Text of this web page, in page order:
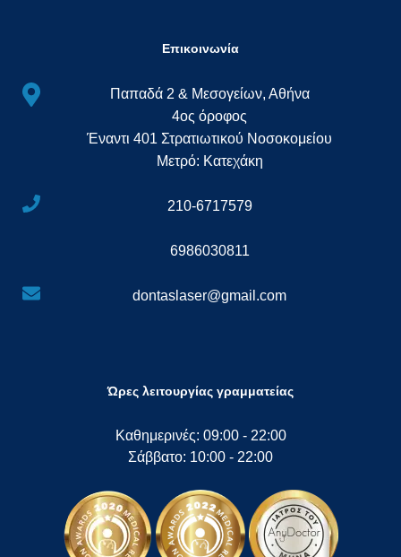
Επικοινωνία
Παπαδά 2 & Μεσογείων, Αθήνα
4ος όροφος
Έναντι 401 Στρατιωτικού Νοσοκομείου
Μετρό: Κατεχάκη
210-6717579
6986030811
dontaslaser@gmail.com
Ώρες λειτουργίας γραμματείας
Καθημερινές: 09:00 - 22:00
Σάββατο: 10:00 - 22:00